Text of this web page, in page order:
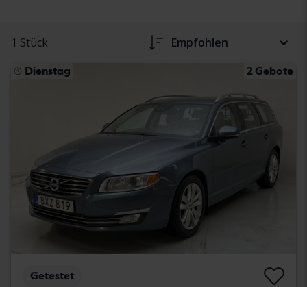
1 Stück Empfohlen
Dienstag 2 Gebote
Getestet